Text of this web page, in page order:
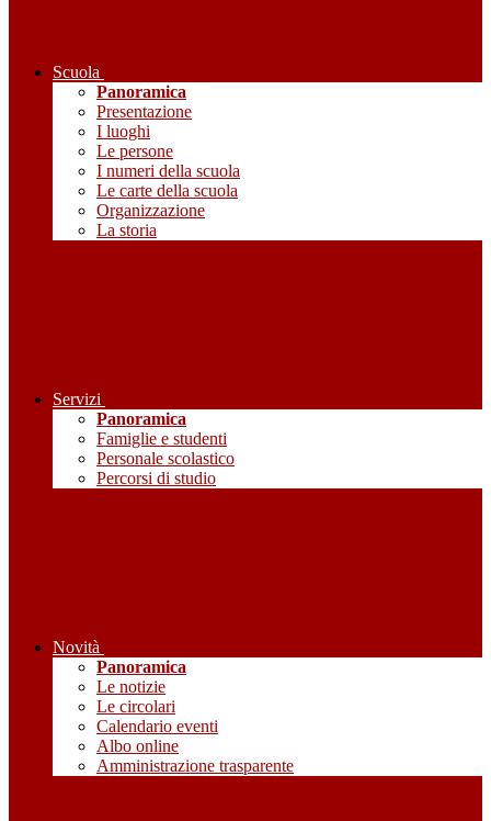
Scuola
Panoramica
Presentazione
I luoghi
Le persone
I numeri della scuola
Le carte della scuola
Organizzazione
La storia
Servizi
Panoramica
Famiglie e studenti
Personale scolastico
Percorsi di studio
Novità
Panoramica
Le notizie
Le circolari
Calendario eventi
Albo online
Amministrazione trasparente